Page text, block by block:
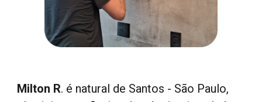
Milton R. é natural de Santos - São Paulo,